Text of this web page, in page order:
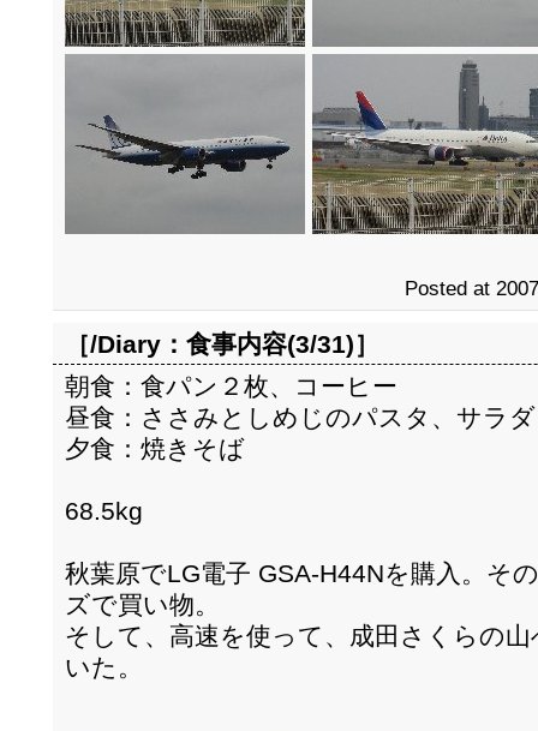
Posted at
［/Diary： 食事内容(3/31)］
朝食：食パン２枚、コーヒー
昼食：ささみとしめじのパスタ、サラ
夕食：焼きそば
68.5kg
秋葉原でLG電子 GSA-H44Nを購入。そ
ズで買い物。
そして、高速を使って、成田さくらの
いた。